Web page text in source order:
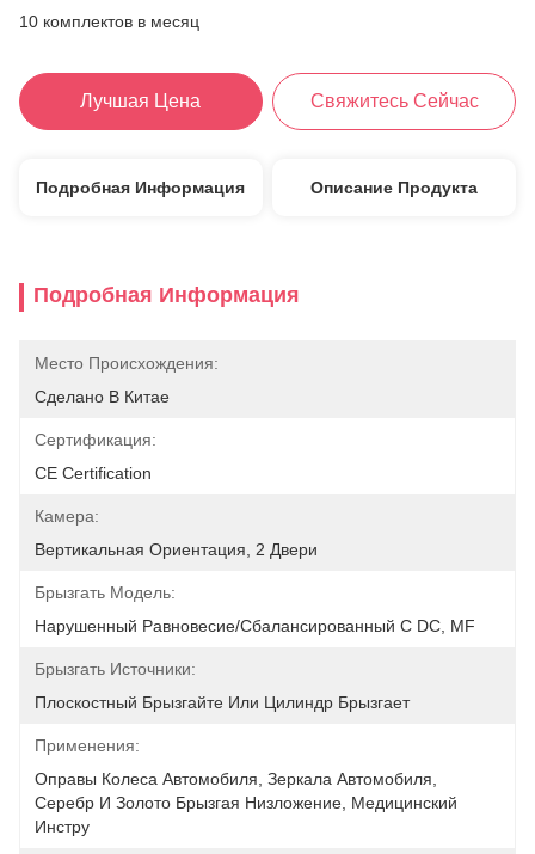
10 комплектов в месяц
Лучшая Цена Свяжитесь Сейчас
Подробная Информация Описание Продукта
Подробная Информация
Место Происхождения:
Сделано В Китае
Сертификация:
CE Certification
Камера:
Вертикальная Ориентация, 2 Двери
Брызгать Модель:
Нарушенный Равновесие/сбалансированный С DC, MF
Брызгать Источники:
Плоскостный Брызгайте Или Цилиндр Брызгает
Применения:
Оправы Колеса Автомобиля, Зеркала Автомобиля,
Серебр И Золото Брызгая Низложение, Медицинский
Инстру